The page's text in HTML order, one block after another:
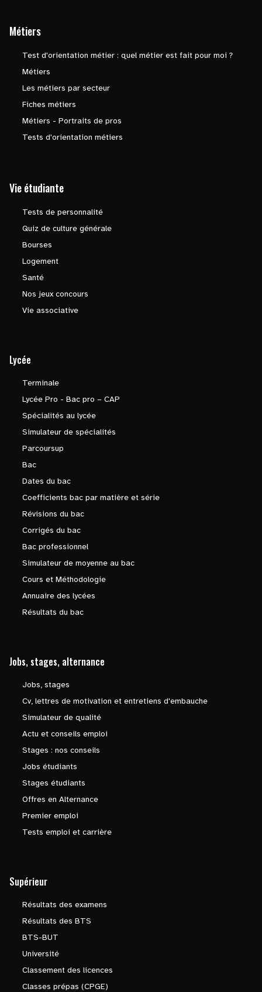
Métiers
Test d'orientation métier : quel métier est fait pour moi ?
Métiers
Les métiers par secteur
Fiches métiers
Métiers - Portraits de pros
Tests d'orientation métiers
Vie étudiante
Tests de personnalité
Quiz de culture générale
Bourses
Logement
Santé
Nos jeux concours
Vie associative
Lycée
Terminale
Lycée Pro - Bac pro – CAP
Spécialités au lycée
Simulateur de spécialités
Parcoursup
Bac
Dates du bac
Coefficients bac par matière et série
Révisions du bac
Corrigés du bac
Bac professionnel
Simulateur de moyenne au bac
Cours et Méthodologie
Annuaire des lycées
Résultats du bac
Jobs, stages, alternance
Jobs, stages
Cv, lettres de motivation et entretiens d'embauche
Simulateur de qualité
Actu et conseils emploi
Stages : nos conseils
Jobs étudiants
Stages étudiants
Offres en Alternance
Premier emploi
Tests emploi et carrière
Supérieur
Résultats des examens
Résultats des BTS
BTS-BUT
Université
Classement des licences
Classes prépas (CPGE)